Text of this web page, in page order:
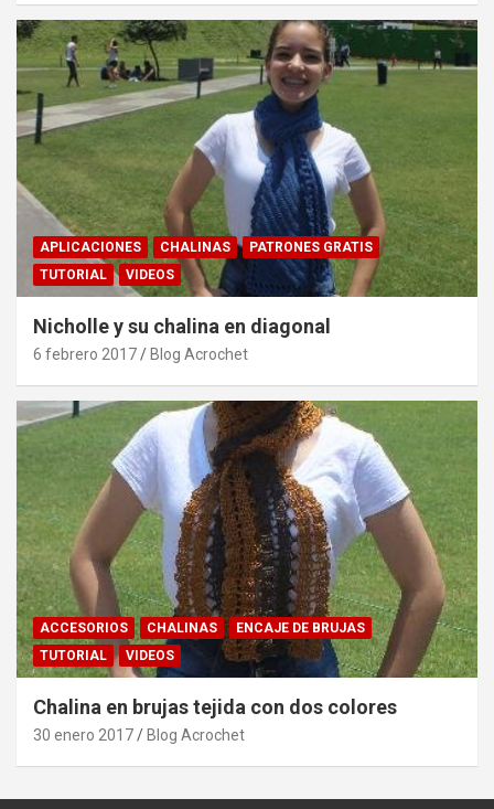
APLICACIONES CHALINAS
PATRONES GRATIS
TUTORIAL
VIDEOS
Nicholle y su chalina en diagonal
6 febrero 2017 Blog Acrochet
ACCESORIOS CHALINAS
ENCAJE DE BRUJAS
TUTORIAL
VIDEOS
Chalina en brujas tejida con dos colores
30 enero 2017 Blog Acrochet